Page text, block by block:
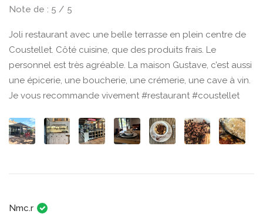
Note de : 5 / 5
Joli restaurant avec une belle terrasse en plein centre de
Coustellet. Côté cuisine, que des produits frais. Le
personnel est très agréable. La maison Gustave, c’est aussi
une épicerie, une boucherie, une crémerie, une cave à vin.
Je vous recommande vivement #restaurant #coustellet
Nmc.r